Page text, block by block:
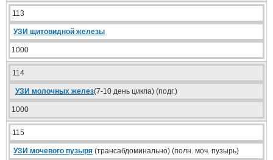
113
УЗИ щитовидной железы
1000
114
УЗИ молочных желез(7-10 день цикла) (подг.)
1000
115
УЗИ мочевого пузыря (трансабдоминально) (полн. моч. пузырь)